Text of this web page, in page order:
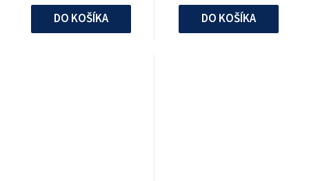
DO KOŠÍKA DO KOŠÍKA